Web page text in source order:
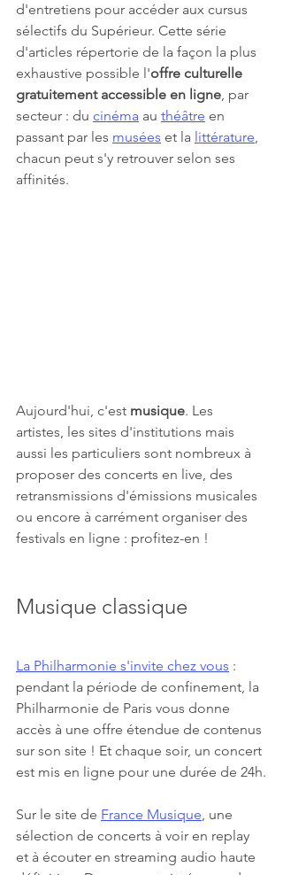
d'entretiens pour accéder aux cursus
sélectifs du Supérieur. Cette série
d'articles répertorie de la façon la plus
exhaustive possible l'offre culturelle
gratuitement accessible en ligne, par
secteur : du cinéma au théâtre en
passant par les musées et la littérature,
chacun peut s'y retrouver selon ses
affinités.
Aujourd'hui, c'est musique. Les
artistes, les sites d'institutions mais
aussi les particuliers sont nombreux à
proposer des concerts en live, des
retransmissions d'émissions musicales
ou encore à carrément organiser des
festivals en ligne : profitez-en !
Musique classique
La Philharmonie s'invite chez vous :
pendant la période de confinement, la
Philharmonie de Paris vous donne
accès à une offre étendue de contenus
sur son site ! Et chaque soir, un concert
est mis en ligne pour une durée de 24h.
Sur le site de France Musique , une
sélection de concerts à voir en replay
et à écouter en streaming audio haute